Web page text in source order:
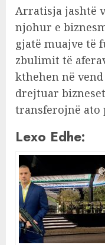
Arratisja jashtë
njohur e
gjatë muajve të
zbulimit të
kthehen në
drejtuar
transferojnë ato
Lexo Edhe: